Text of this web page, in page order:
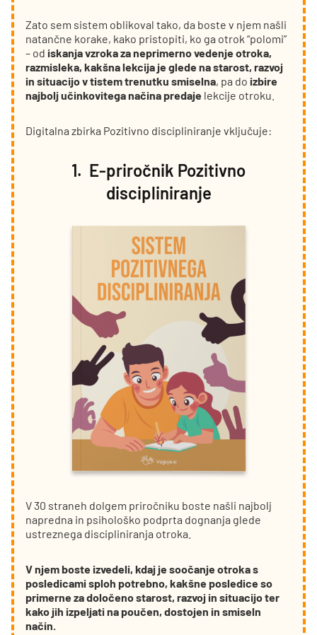
Zato sem sistem oblikoval tako, da boste v njem našli
natančne korake, kako pristopiti, ko ga otrok “polomi”
– od iskanja vzroka za neprimerno vedenje otroka,
razmisleka, kakšna lekcija je glede na starost, razvoj
in situacijo v tistem trenutku smiselna, pa do izbire
najbolj učinkovitega načina predaje lekcije otroku.
Digitalna zbirka Pozitivno discipliniranje vključuje:
1. E-priročnik Pozitivno
discipliniranje
V 30 straneh dolgem priročniku boste našli najbolj
napredna in psihološko podprta dognanja glede
ustreznega discipliniranja otroka.
V njem boste izvedeli, kdaj je soočanje otroka s
posledicami sploh potrebno, kakšne posledice so
primerne za določeno starost, razvoj in situacijo ter
kako jih izpeljati na poučen, dostojen in smiseln
način.